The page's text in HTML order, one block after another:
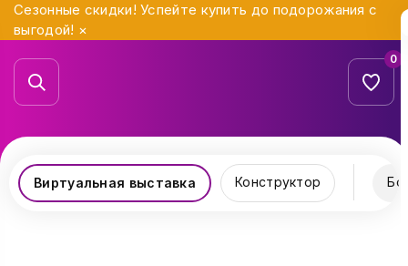
Сезонные скидки! Успейте купить до подорожания с
выгодой! ×
0
Виртуальная выставка Конструктор